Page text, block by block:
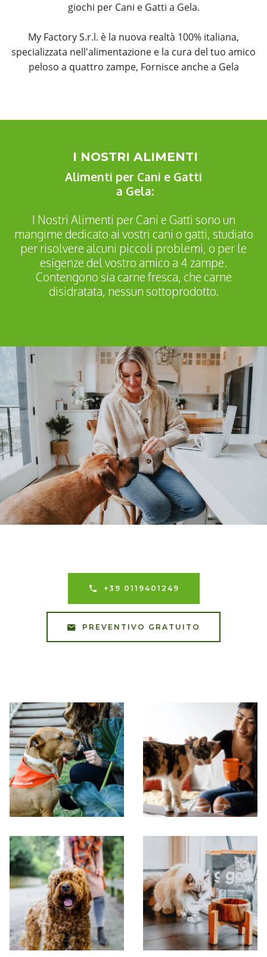
giochi per Cani e Gatti a Gela.
My Factory S.r.l. è la nuova realtà 100% italiana,
specializzata nell'alimentazione e la cura del tuo amico
peloso a quattro zampe, Fornisce anche a Gela
I NOSTRI ALIMENTI
Alimenti per Cani e Gatti
a Gela:
I Nostri Alimenti per Cani e Gatti sono un
mangime dedicato ai vostri cani o gatti, studiato
per risolvere alcuni piccoli problemi, o per le
esigenze del vostro amico a 4 zampe.
Contengono sia carne fresca, che carne
disidratata, nessun sottoprodotto.
+39 0119401249
PREVENTIVO GRATUITO